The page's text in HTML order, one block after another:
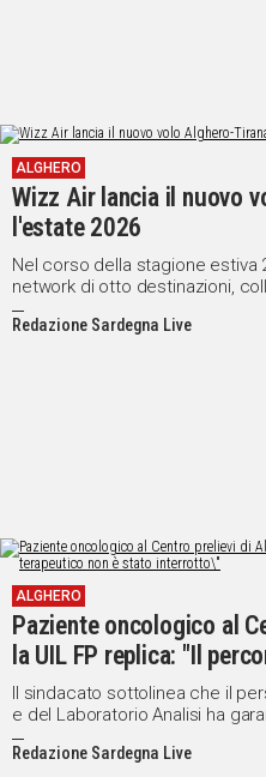
ALGHERO
Wizz Air lancia il nuovo
l'estate 2026
Nel corso della stagione estiva
network di otto destinazioni,
città dell'Europa centrale e
Redazione Sardegna Live
ALGHERO
Paziente oncologico al
la UIL FP replica: "Il
stato interrotto"
Il sindacato sottolinea che il
e del Laboratorio Analisi ha
necessari e invita a non mettere
professionalità degli operatori
Redazione Sardegna Live